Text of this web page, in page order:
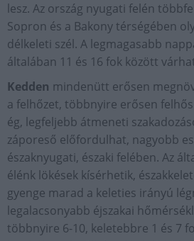
lesz. Az ország nyugati felén
Sopron és a Bakony térségében
délkeleti szél. A legmagasabb
általában 11 és 16 fok között
Kedden mindenütt erősen
a felhőzet, többnyire erősen
ég, legfeljebb átmeneti
záporeső előfordulhat, nagyobb
északnyugati, északi felében. Az
élénk lökések kísérhetik,
gyenge marad a keleties irányú
legalacsonyabb éjszakai
többnyire 6-10, keletebbre 1 és 7